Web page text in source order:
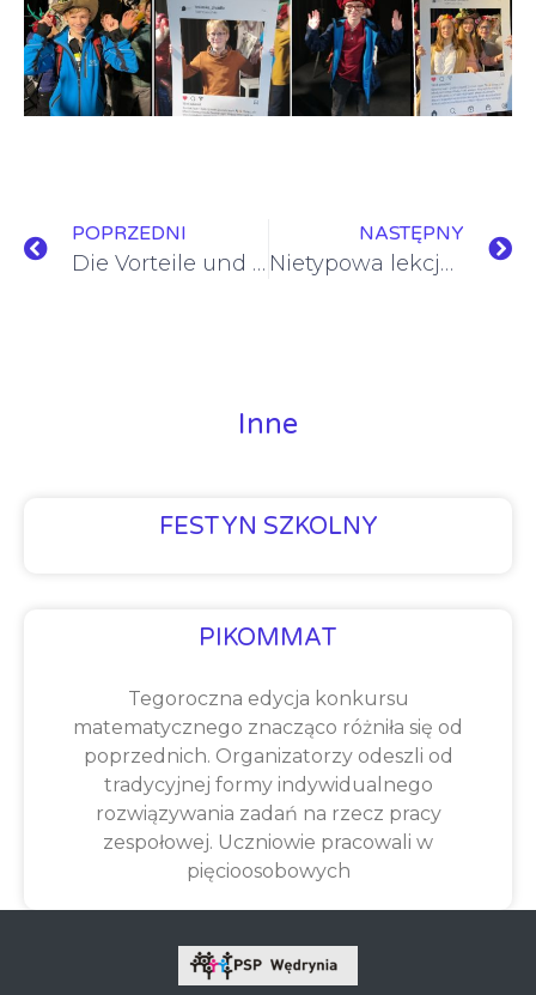
POPRZEDNI
Die Vorteile und Funktionen einer klappbaren Handyhülle für das iphone 13
NASTĘPNY
Nietypowa lekcja kl.VIII
Inne
FESTYN SZKOLNY
PIKOMMAT
Tegoroczna edycja konkursu
matematycznego znacząco różniła się od
poprzednich. Organizatorzy odeszli od
tradycyjnej formy indywidualnego
rozwiązywania zadań na rzecz pracy
zespołowej. Uczniowie pracowali w
pięcioosobowych